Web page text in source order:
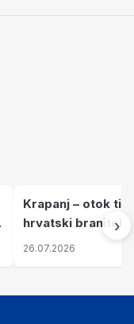
Krapanj – otok
hrvatski branitelji
pronalaze mir
26.07.2026
›